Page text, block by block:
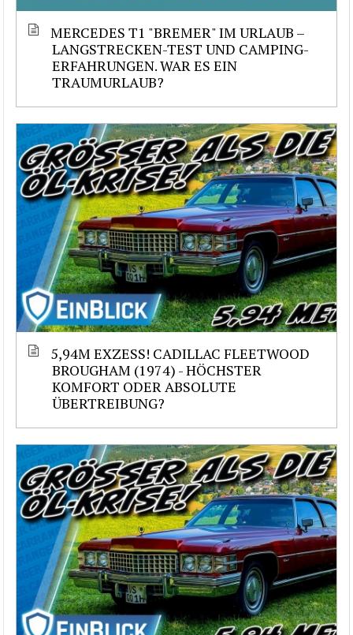
MERCEDES T1 "BREMER" IM URLAUB –
LANGSTRECKEN-TEST UND CAMPING-
ERFAHRUNGEN. WAR ES EIN
TRAUMURLAUB?
5,94M EXZESS! CADILLAC FLEETWOOD
BROUGHAM (1974) - HÖCHSTER
KOMFORT ODER ABSOLUTE
ÜBERTREIBUNG?